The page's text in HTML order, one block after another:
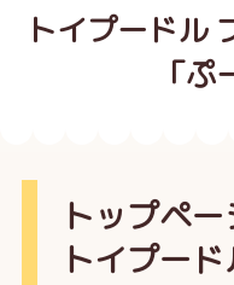
トイプードル
「ぷーず
トップペ
トイプー